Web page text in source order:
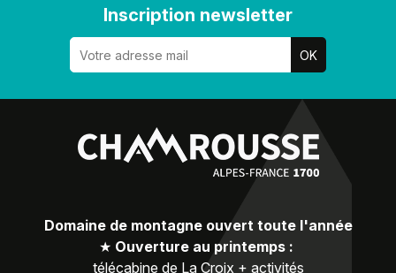
Inscription newsletter
Domaine de montagne ouvert toute l'année
★ Ouverture au printemps :
télécabine de La Croix + activités